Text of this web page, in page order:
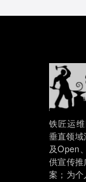
铁匠运
垂直领
及Open
供宣传
案；为